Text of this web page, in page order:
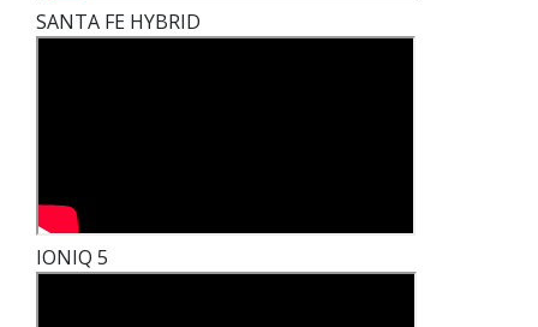
SANTA FE HYBRID
IONIQ 5